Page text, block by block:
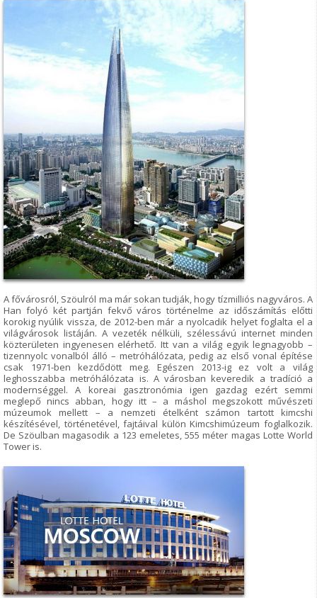
A fővárosról, Szöulról ma már sokan tudják, hogy tízmilliós nagyváros. A
Han folyó két partján fekvő város történelme az időszámítás előtti
korokig nyúlik vissza, de 2012-ben már a nyolcadik helyet foglalta el a
világvárosok listáján. A vezeték nélküli, szélessávú internet minden
közterületen ingyenesen elérhető. Itt van a világ egyik legnagyobb –
tizennyolc vonalból álló – metróhálózata, pedig az első vonal építése
csak 1971-ben kezdődött meg. Egészen 2013-ig ez volt a világ
leghosszabba metróhálózata is. A városban keveredik a tradíció a
modernséggel. A koreai gasztronómia igen gazdag ezért semmi
meglepő nincs abban, hogy itt – a máshol megszokott művészeti
múzeumok mellett – a nemzeti ételként számon tartott kimcshi
készítésével, történetével, fajtáival külön Kimcshimúzeum foglalkozik.
De Szöulban magasodik a 123 emeletes, 555 méter magas Lotte World
Tower is.